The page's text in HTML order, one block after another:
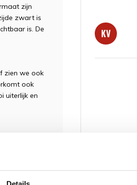
zijn
zwart is
is. De
zien we ook
ook
uiterlijk en
wordt,
dat men
mat
de
KV